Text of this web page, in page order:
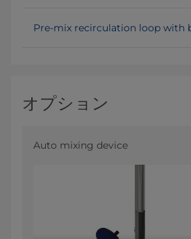
Pre-mix recirculation loop with
オプション
Auto mixing device